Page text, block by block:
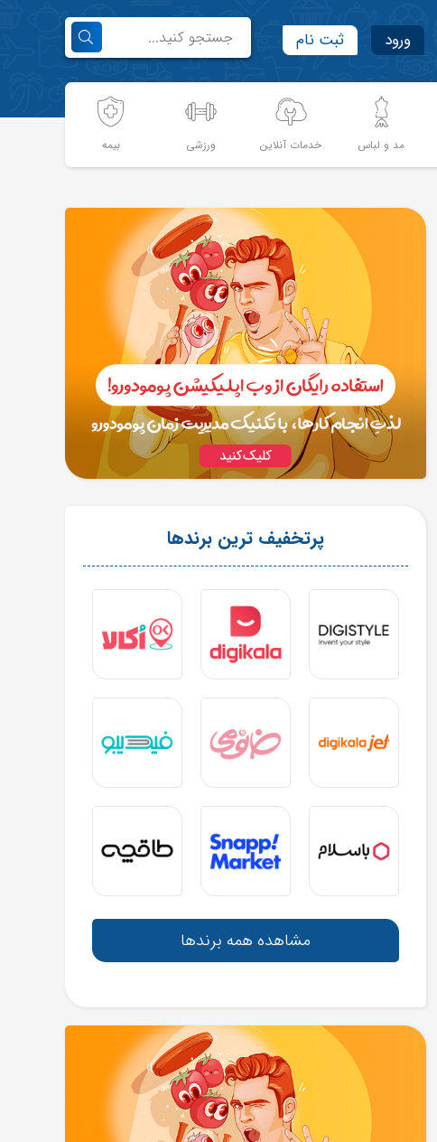
ورود ثبت نام
مد و لباس خدمات آنلاین ورزشی بیمه
پرتخفیف ترین برندها
مشاهده همه برندها